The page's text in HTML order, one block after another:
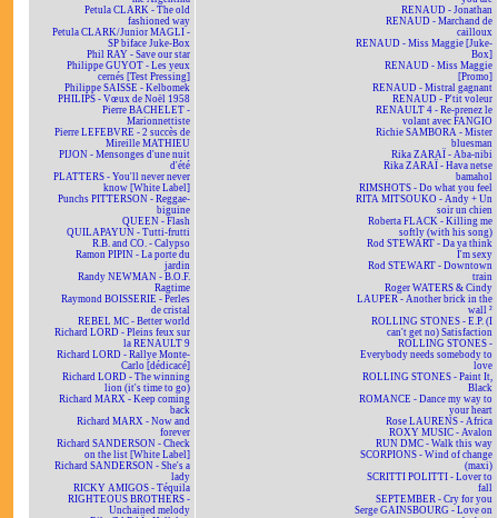
Petula CLARK - The old
fashioned way
Petula CLARK/Junior MAGLI -
SP biface Juke-Box
Phil RAY - Save our star
Philippe GUYOT - Les yeux
cernés [Test Pressing]
Philippe SAISSE - Kelbomek
PHILIPS - Vœux de Noël 1958
Pierre BACHELET -
Marionnettiste
Pierre LEFEBVRE - 2 succès de
Mireille MATHIEU
PIJON - Mensonges d'une nuit
d'été
PLATTERS - You'll never never
know [White Label]
Punchs PITTERSON - Reggae-
biguine
QUEEN - Flash
QUILAPAYUN - Tutti-frutti
R.B. and CO. - Calypso
Ramon PIPIN - La porte du
jardin
Randy NEWMAN - B.O.F.
Ragtime
Raymond BOISSERIE - Perles
de cristal
REBEL MC - Better world
Richard LORD - Pleins feux sur
la RENAULT 9
Richard LORD - Rallye Monte-
Carlo [dédicacé]
Richard LORD - The winning
lion (it's time to go)
Richard MARX - Keep coming
back
Richard MARX - Now and
forever
Richard SANDERSON - Check
on the list [White Label]
Richard SANDERSON - She's a
lady
RICKY AMIGOS - Téquila
RIGHTEOUS BROTHERS -
Unchained melody
RENAUD - Jonathan
RENAUD - Marchand de
cailloux
RENAUD - Miss Maggie [Juke-
Box]
RENAUD - Miss Maggie
[Promo]
RENAUD - Mistral gagnant
RENAUD - P'tit voleur
RENAULT 4 - Re-prenez le
volant avec FANGIO
Richie SAMBORA - Mister
bluesman
Rika ZARAÏ - Aba-nibi
Rika ZARAÏ - Hava netse
bamahol
RIMSHOTS - Do what you feel
RITA MITSOUKO - Andy + Un
soir un chien
Roberta FLACK - Killing me
softly (with his song)
Rod STEWART - Da ya think
I'm sexy
Rod STEWART - Downtown
train
Roger WATERS & Cindy
LAUPER - Another brick in the
wall ²
ROLLING STONES - E.P. (I
can't get no) Satisfaction
ROLLING STONES -
Everybody needs somebody to
love
ROLLING STONES - Paint It,
Black
ROMANCE - Dance my way to
your heart
Rose LAURENS - Africa
ROXY MUSIC - Avalon
RUN DMC - Walk this way
SCORPIONS - Wind of change
(maxi)
SCRITTI POLITTI - Lover to
fall
SEPTEMBER - Cry for you
Serge GAINSBOURG - Love on